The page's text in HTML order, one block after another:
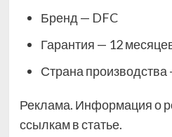
Бренд — DFC
Гарантия — 12
Страна производства
Реклама. Информация о
ссылкам в статье.